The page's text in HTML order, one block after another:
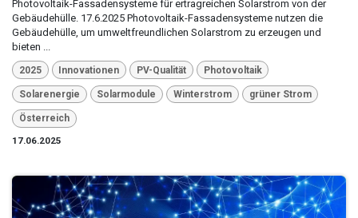
Photovoltaik-Fassadensysteme für ertragreichen Solarstrom von der
Gebäudehülle. 17.6.2025 Photovoltaik-Fassadensysteme nutzen die
Gebäudehülle, um umweltfreundlichen Solarstrom zu erzeugen und
bieten ...
2025 Innovationen PV-Qualität Photovoltaik
Solarenergie Solarmodule Winterstrom grüner Strom
Österreich
17.06.2025